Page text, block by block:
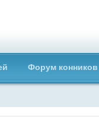
Форум конников